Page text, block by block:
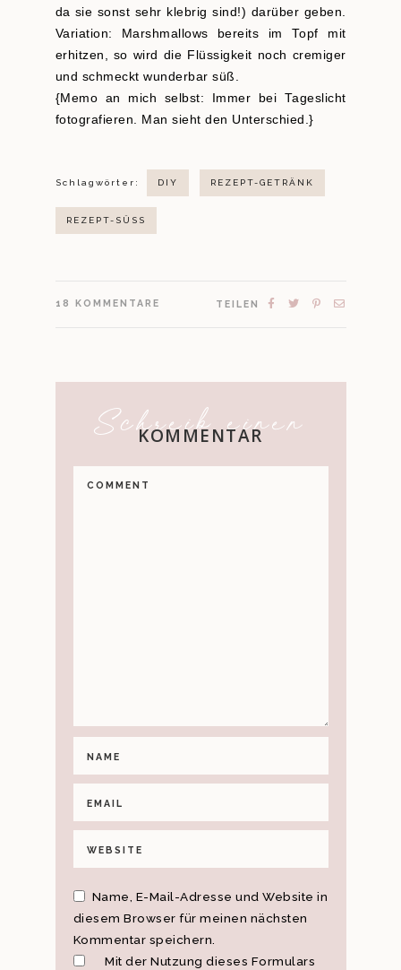
da sie sonst sehr klebrig sind!) darüber geben.
Variation: Marshmallows bereits im Topf mit
erhitzen, so wird die Flüssigkeit noch cremiger
und schmeckt wunderbar süß.
{Memo an mich selbst: Immer bei Tageslicht
fotografieren. Man sieht den Unterschied.}
Schlagwörter: DIY REZEPT-GETRÄNK
REZEPT-SÜSS
18 KOMMENTARE TEILEN
Schreib einen
KOMMENTAR
Name, E-Mail-Adresse und Website in
diesem Browser für meinen nächsten
Kommentar speichern.
Mit der Nutzung dieses Formulars